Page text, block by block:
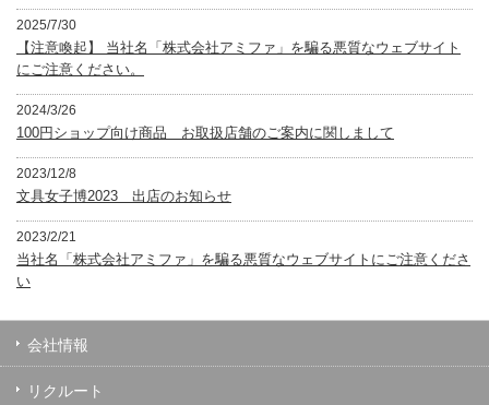
2025/7/30
【注意喚起】 当社名「株式会社アミファ」を騙る悪質なウェブサイト
にご注意ください。
2024/3/26
100円ショップ向け商品 お取扱店舗のご案内に関しまして
2023/12/8
文具女子博2023 出店のお知らせ
2023/2/21
当社名「株式会社アミファ」を騙る悪質なウェブサイトにご注意くださ
い
会社情報
リクルート